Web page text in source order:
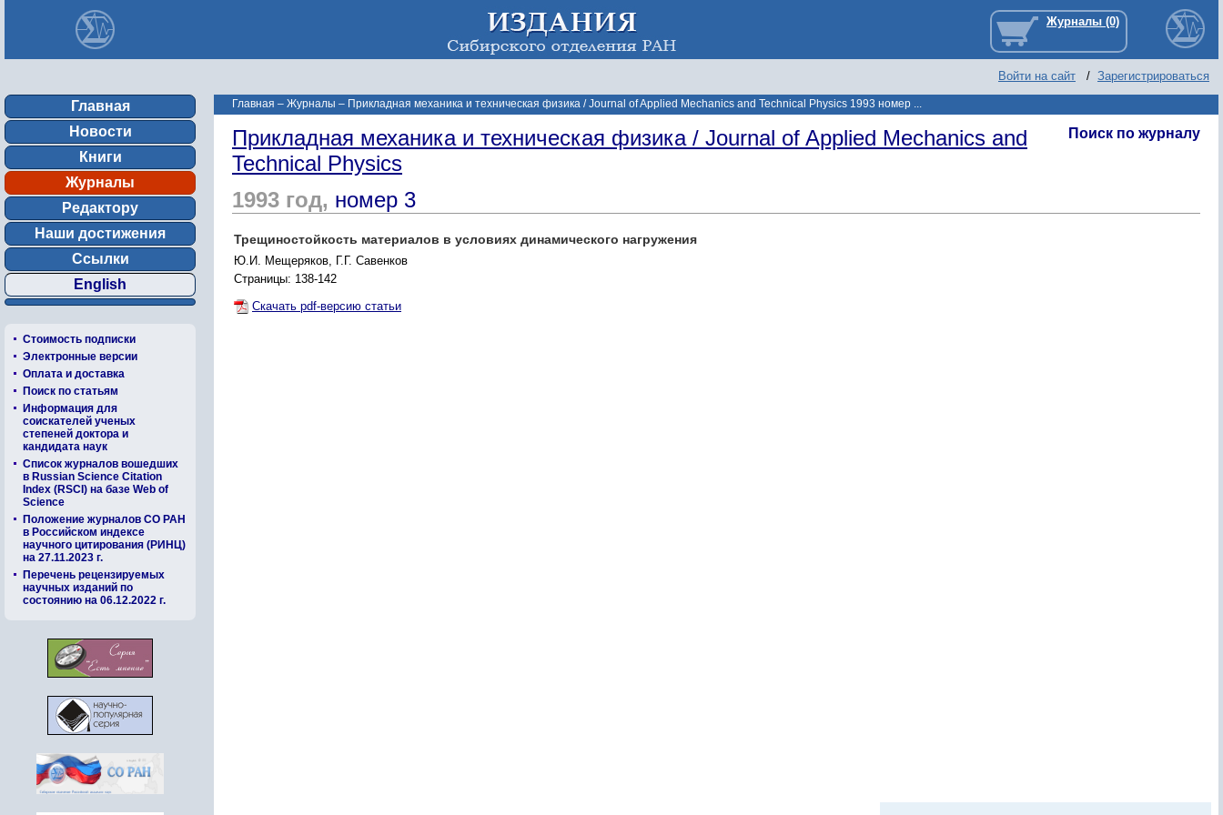
Войти на сайт / Зарегистрироваться
Главная
Новости
Книги
Журналы
Редактору
Наши достижения
Ссылки
English
Стоимость подписки
Электронные версии
Оплата и доставка
Поиск по статьям
Информация для
соискателей ученых
степеней доктора и
кандидата наук
Список журналов вошедших
в Russian Science Citation
Index (RSCI) на базе Web of
Science
Положение журналов СО РАН
в Российском индексе
научного цитирования (РИНЦ)
на 27.11.2023 г.
Перечень рецензируемых
научных изданий по
состоянию на 06.12.2022 г.
Главная – Журналы – Прикладная механика и техническая физика / Journal of Applied Mechanics and Technical Physics 1993 номер ...
Поиск по журналу
Прикладная механика и техническая физика / Journal of Applied Mechanics and
Technical Physics
1993 год, номер 3
Трещиностойкость материалов в условиях динамического нагружения
Ю.И. Мещеряков, Г.Г. Савенков
Страницы: 138-142
Скачать pdf-версию статьи